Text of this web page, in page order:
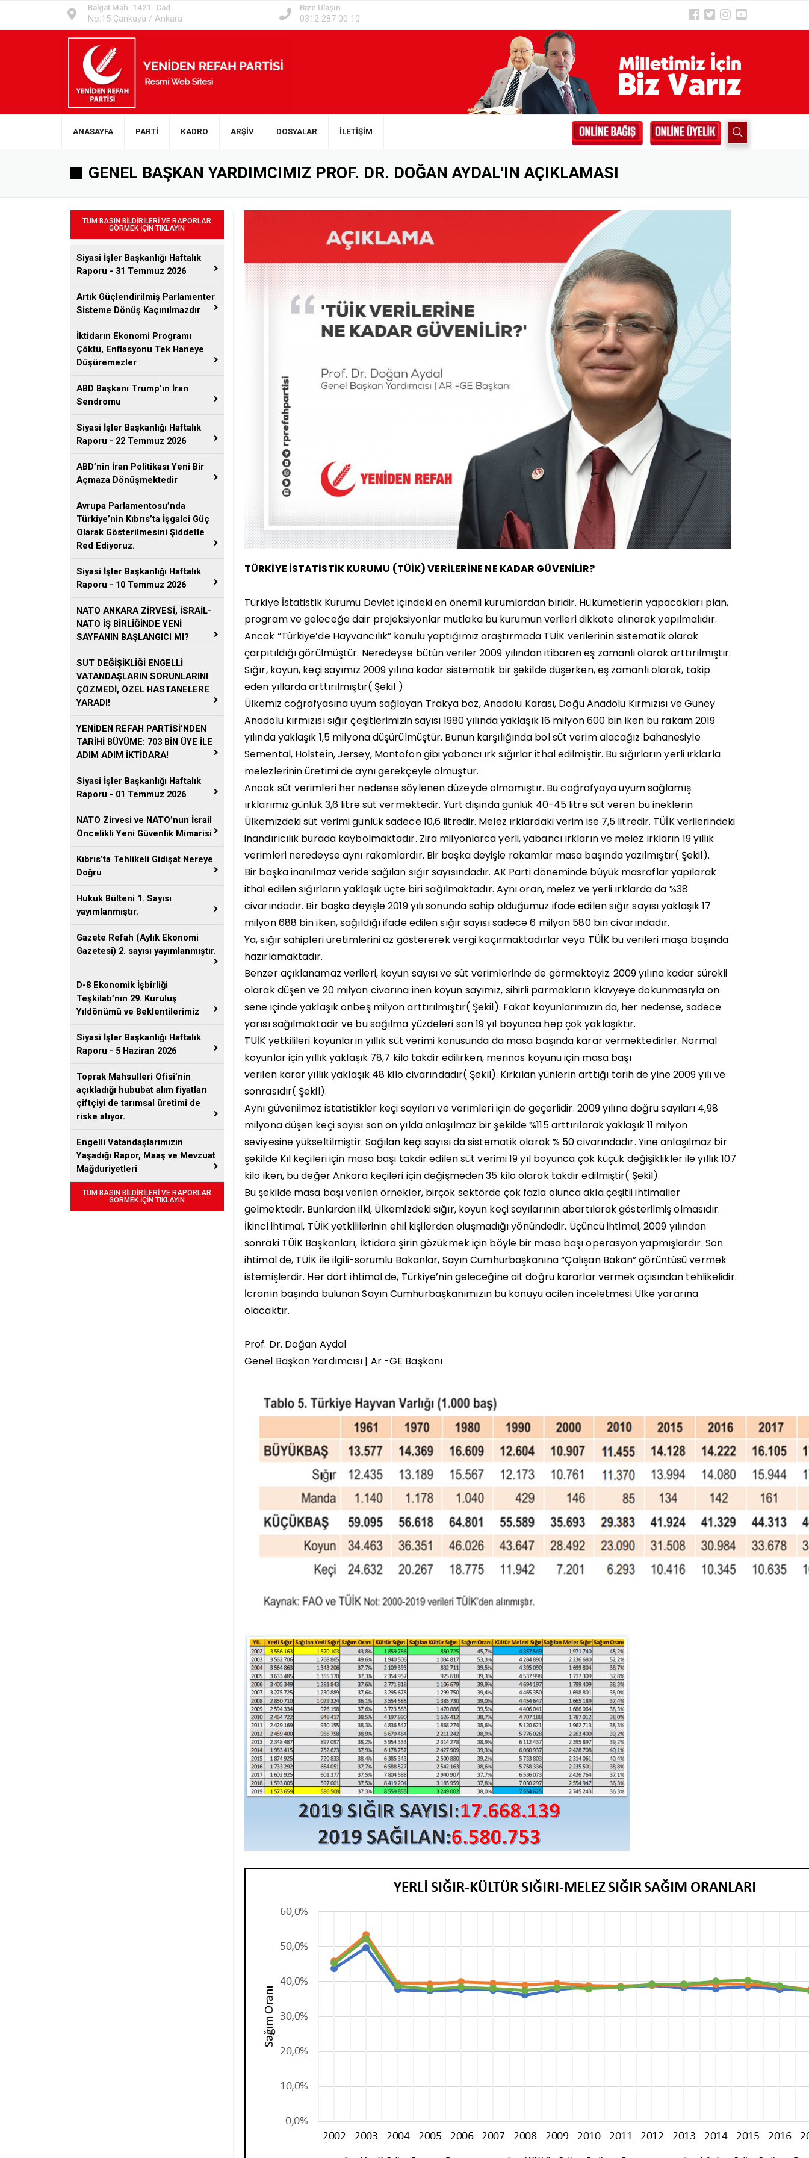
Balgat Mah. 1421. Cad.
No:15 Çankaya / Ankara
Bize Ulaşın
0312 287 00 10
ANASAYFA PARTİ KADRO ARŞİV DOSYALAR İLETİŞİM
GENEL BAŞKAN YARDIMCIMIZ PROF. DR. DOĞAN AYDAL'IN AÇIKLAMASI
TÜM BASIN BİLDİRİLERİ VE RAPORLAR
GÖRMEK İÇİN TIKLAYIN
Siyasi İşler Başkanlığı Haftalık
Raporu - 31 Temmuz 2026
Artık Güçlendirilmiş Parlamenter
Sisteme Dönüş Kaçınılmazdır
İktidarın Ekonomi Programı
Çöktü, Enflasyonu Tek Haneye
Düşüremezler
ABD Başkanı Trump’ın İran
Sendromu
Siyasi İşler Başkanlığı Haftalık
Raporu - 22 Temmuz 2026
ABD’nin İran Politikası Yeni Bir
Açmaza Dönüşmektedir
Avrupa Parlamentosu’nda
Türkiye’nin Kıbrıs’ta İşgalci Güç
Olarak Gösterilmesini Şiddetle
Red Ediyoruz.
Siyasi İşler Başkanlığı Haftalık
Raporu - 10 Temmuz 2026
NATO ANKARA ZİRVESİ, İSRAİL-
NATO İŞ BİRLİĞİNDE YENİ
SAYFANIN BAŞLANGICI MI?
SUT DEĞİŞİKLİĞİ ENGELLİ
VATANDAŞLARIN SORUNLARINI
ÇÖZMEDİ, ÖZEL HASTANELERE
YARADI!
YENİDEN REFAH PARTİSİ'NDEN
TARİHİ BÜYÜME: 703 BİN ÜYE İLE
ADIM ADIM İKTİDARA!
Siyasi İşler Başkanlığı Haftalık
Raporu - 01 Temmuz 2026
NATO Zirvesi ve NATO’nun İsrail
Öncelikli Yeni Güvenlik Mimarisi
Kıbrıs’ta Tehlikeli Gidişat Nereye
Doğru
Hukuk Bülteni 1. Sayısı
yayımlanmıştır.
Gazete Refah (Aylık Ekonomi
Gazetesi) 2. sayısı yayımlanmıştır.
D-8 Ekonomik İşbirliği
Teşkilatı’nın 29. Kuruluş
Yıldönümü ve Beklentilerimiz
Siyasi İşler Başkanlığı Haftalık
Raporu - 5 Haziran 2026
Toprak Mahsulleri Ofisi’nin
açıkladığı hububat alım fiyatları
çiftçiyi de tarımsal üretimi de
riske atıyor.
Engelli Vatandaşlarımızın
Yaşadığı Rapor, Maaş ve Mevzuat
Mağduriyetleri
TÜM BASIN BİLDİRİLERİ VE RAPORLAR
GÖRMEK İÇİN TIKLAYIN
TÜRKİYE İSTATİSTİK KURUMU (TÜİK) VERİLERİNE NE KADAR GÜVENİLİR?
Türkiye İstatistik Kurumu Devlet içindeki en önemli kurumlardan biridir. Hükümetlerin yapacakları plan,
program ve geleceğe dair projeksiyonlar mutlaka bu kurumun verileri dikkate alınarak yapılmalıdır.
Ancak “Türkiye’de Hayvancılık” konulu yaptığımız araştırmada TUİK verilerinin sistematik olarak
çarpıtıldığı görülmüştür. Neredeyse bütün veriler 2009 yılından itibaren eş zamanlı olarak arttırılmıştır.
Sığır, koyun, keçi sayımız 2009 yılına kadar sistematik bir şekilde düşerken, eş zamanlı olarak, takip
eden yıllarda arttırılmıştır( Şekil ).
Ülkemiz coğrafyasına uyum sağlayan Trakya boz, Anadolu Karası, Doğu Anadolu Kırmızısı ve Güney
Anadolu kırmızısı sığır çeşitlerimizin sayısı 1980 yılında yaklaşık 16 milyon 600 bin iken bu rakam 2019
yılında yaklaşık 1,5 milyona düşürülmüştür. Bunun karşılığında bol süt verim alacağız bahanesiyle
Semental, Holstein, Jersey, Montofon gibi yabancı ırk sığırlar ithal edilmiştir. Bu sığırların yerli ırklarla
melezlerinin üretimi de aynı gerekçeyle olmuştur.
Ancak süt verimleri her nedense söylenen düzeyde olmamıştır. Bu coğrafyaya uyum sağlamış
ırklarımız günlük 3,6 litre süt vermektedir. Yurt dışında günlük 40-45 litre süt veren bu ineklerin
Ülkemizdeki süt verimi günlük sadece 10,6 litredir. Melez ırklardaki verim ise 7,5 litredir. TÜİK verilerindeki
inandırıcılık burada kaybolmaktadır. Zira milyonlarca yerli, yabancı ırkların ve melez ırkların 19 yıllık
verimleri neredeyse aynı rakamlardır. Bir başka deyişle rakamlar masa başında yazılmıştır( Şekil).
Bir başka inanılmaz veride sağılan sığır sayısındadır. AK Parti döneminde büyük masraflar yapılarak
ithal edilen sığırların yaklaşık üçte biri sağılmaktadır. Aynı oran, melez ve yerli ırklarda da %38
civarındadır. Bir başka deyişle 2019 yılı sonunda sahip olduğumuz ifade edilen sığır sayısı yaklaşık 17
milyon 688 bin iken, sağıldığı ifade edilen sığır sayısı sadece 6 milyon 580 bin civarındadır.
Ya, sığır sahipleri üretimlerini az göstererek vergi kaçırmaktadırlar veya TÜİK bu verileri maşa başında
hazırlamaktadır.
Benzer açıklanamaz verileri, koyun sayısı ve süt verimlerinde de görmekteyiz. 2009 yılına kadar sürekli
olarak düşen ve 20 milyon civarına inen koyun sayımız, sihirli parmakların klavyeye dokunmasıyla on
sene içinde yaklaşık onbeş milyon arttırılmıştır( Şekil). Fakat koyunlarımızın da, her nedense, sadece
yarısı sağılmaktadir ve bu sağılma yüzdeleri son 19 yıl boyunca hep çok yaklaşıktır.
TÜİK yetkilileri koyunların yıllık süt verimi konusunda da masa başında karar vermektedirler. Normal
koyunlar için yıllık yaklaşık 78,7 kilo takdir edilirken, merinos koyunu için masa başı
verilen karar yıllık yaklaşık 48 kilo civarındadır( Şekil). Kırkılan yünlerin arttığı tarih de yine 2009 yılı ve
sonrasıdır( Şekil).
Aynı güvenilmez istatistikler keçi sayıları ve verimleri için de geçerlidir. 2009 yılına doğru sayıları 4,98
milyona düşen keçi sayısı son on yılda anlaşılmaz bir şekilde %115 arttırılarak yaklaşık 11 milyon
seviyesine yükseltilmiştir. Sağılan keçi sayısı da sistematik olarak % 50 civarındadır. Yine anlaşılmaz bir
şekilde Kıl keçileri için masa başı takdir edilen süt verimi 19 yıl boyunca çok küçük değişiklikler ile yıllık 107
kilo iken, bu değer Ankara keçileri için değişmeden 35 kilo olarak takdir edilmiştir( Şekil).
Bu şekilde masa başı verilen örnekler, birçok sektörde çok fazla olunca akla çeşitli ihtimaller
gelmektedir. Bunlardan ilki, Ülkemizdeki sığır, koyun keçi sayılarının abartılarak gösterilmiş olmasıdır.
İkinci ihtimal, TÜİK yetkililerinin ehil kişilerden oluşmadığı yönündedir. Üçüncü ihtimal, 2009 yılından
sonraki TÜİK Başkanları, İktidara şirin gözükmek için böyle bir masa başı operasyon yapmışlardır. Son
ihtimal de, TÜİK ile ilgili-sorumlu Bakanlar, Sayın Cumhurbaşkanına “Çalışan Bakan” görüntüsü vermek
istemişlerdir. Her dört ihtimal de, Türkiye’nin geleceğine ait doğru kararlar vermek açısından tehlikelidir.
İcranın başında bulunan Sayın Cumhurbaşkanımızın bu konuyu acilen inceletmesi Ülke yararına
olacaktır.
Prof. Dr. Doğan Aydal
Genel Başkan Yardımcısı | Ar -GE Başkanı